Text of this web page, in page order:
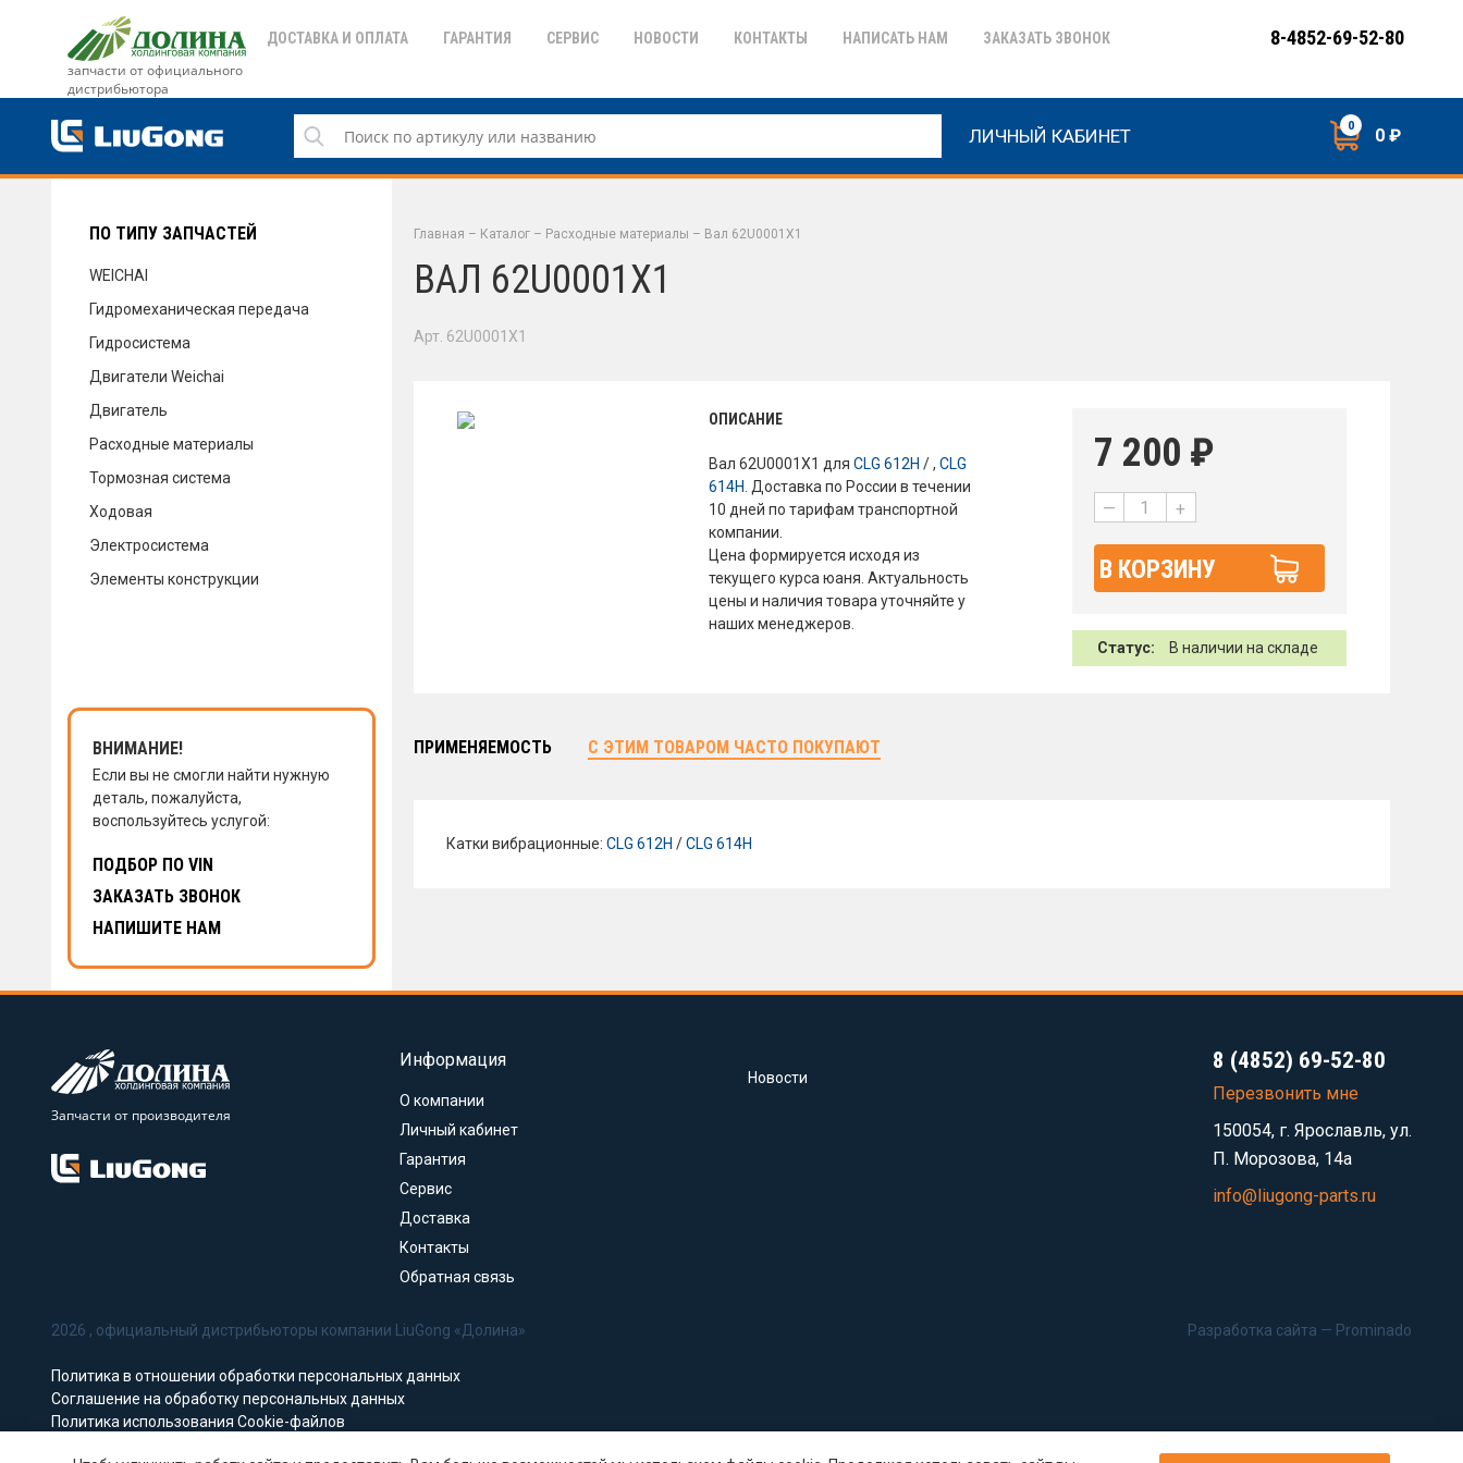
запчасти от официального
дистрибьютора
ДОСТАВКА И ОПЛАТА ГАРАНТИЯ СЕРВИС НОВОСТИ КОНТАКТЫ НАПИСАТЬ НАМ ЗАКАЗАТЬ ЗВОНОК
ДОСТАВКА И ОПЛАТА
СЕРВИС
ЗАКАЗАТЬ ЗВОНОК
8-4852-69-52-80
ЛИЧНЫЙ КАБИНЕТ 0 0 ₽
ПО ТИПУ ЗАПЧАСТЕЙ
WEICHAI
Гидромеханическая передача
Гидросистема
Двигатели Weichai
Двигатель
Расходные материалы
Тормозная система
Ходовая
Электросистема
Элементы конструкции
ВНИМАНИЕ!
Если вы не смогли найти нужную
деталь, пожалуйста,
воспользуйтесь услугой:
ПОДБОР ПО VIN
ЗАКАЗАТЬ ЗВОНОК
НАПИШИТЕ НАМ
Главная – Каталог – Расходные материалы – Вал 62U0001X1
ВАЛ 62U0001X1
Арт. 62U0001X1
ОПИСАНИЕ
Вал 62U0001X1 дляCLG 612H / ,CLG
614H . Доставка по России в течении
10 дней по тарифам транспортной
компании.
Цена формируется исходя из
текущего курса юаня. Актуальность
цены и наличия товара уточняйте у
наших менеджеров.
7 200 ₽
— +
В КОРЗИНУ
Статус: В наличии на складе
ПРИМЕНЯЕМОСТЬ С ЭТИМ ТОВАРОМ ЧАСТО ПОКУПАЮТ
Катки вибрационные: CLG 612H /CLG 614H
Запчасти от производителя
Информация
О компании
Личный кабинет
Гарантия
Сервис
Доставка
Контакты
Обратная связь
Новости
8 (4852) 69-52-80
Перезвонить мне
150054, г. Ярославль, ул.
П. Морозова, 14а
info@liugong-parts.ru
2026 , официальный дистрибьюторы компании LiuGong «Долина»
Политика в отношении обработки персональных данных
Соглашение на обработку персональных данных
Политика использования Cookie-файлов
Разработка сайта — Prominado